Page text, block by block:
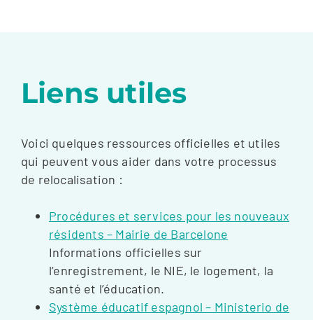
Liens utiles
Voici quelques ressources officielles et utiles
qui peuvent vous aider dans votre processus
de relocalisation :
Procédures et services pour les nouveaux
résidents – Mairie de Barcelone
Informations officielles sur
l’enregistrement, le NIE, le logement, la
santé et l’éducation.
Système éducatif espagnol – Ministerio de